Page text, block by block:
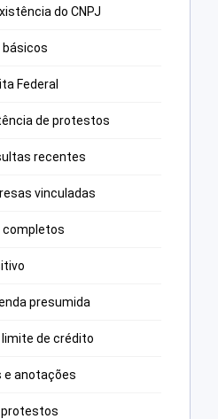
do CNPJ
básicos
Federal
de protestos
recentes
vinculadas
completos
presumida
de crédito
e anotações
protestos